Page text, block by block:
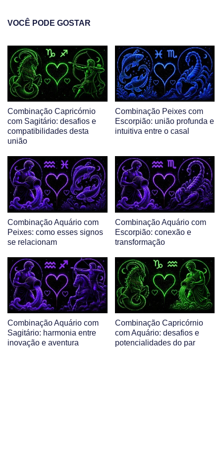
VOCÊ PODE GOSTAR
Combinação Capricórnio
com Sagitário: desafios e
compatibilidades desta
união
Combinação Peixes com
Escorpião: união profunda e
intuitiva entre o casal
Combinação Aquário com
Peixes: como esses signos
se relacionam
Combinação Aquário com
Escorpião: conexão e
transformação
Combinação Aquário com
Sagitário: harmonia entre
inovação e aventura
Combinação Capricórnio
com Aquário: desafios e
potencialidades do par